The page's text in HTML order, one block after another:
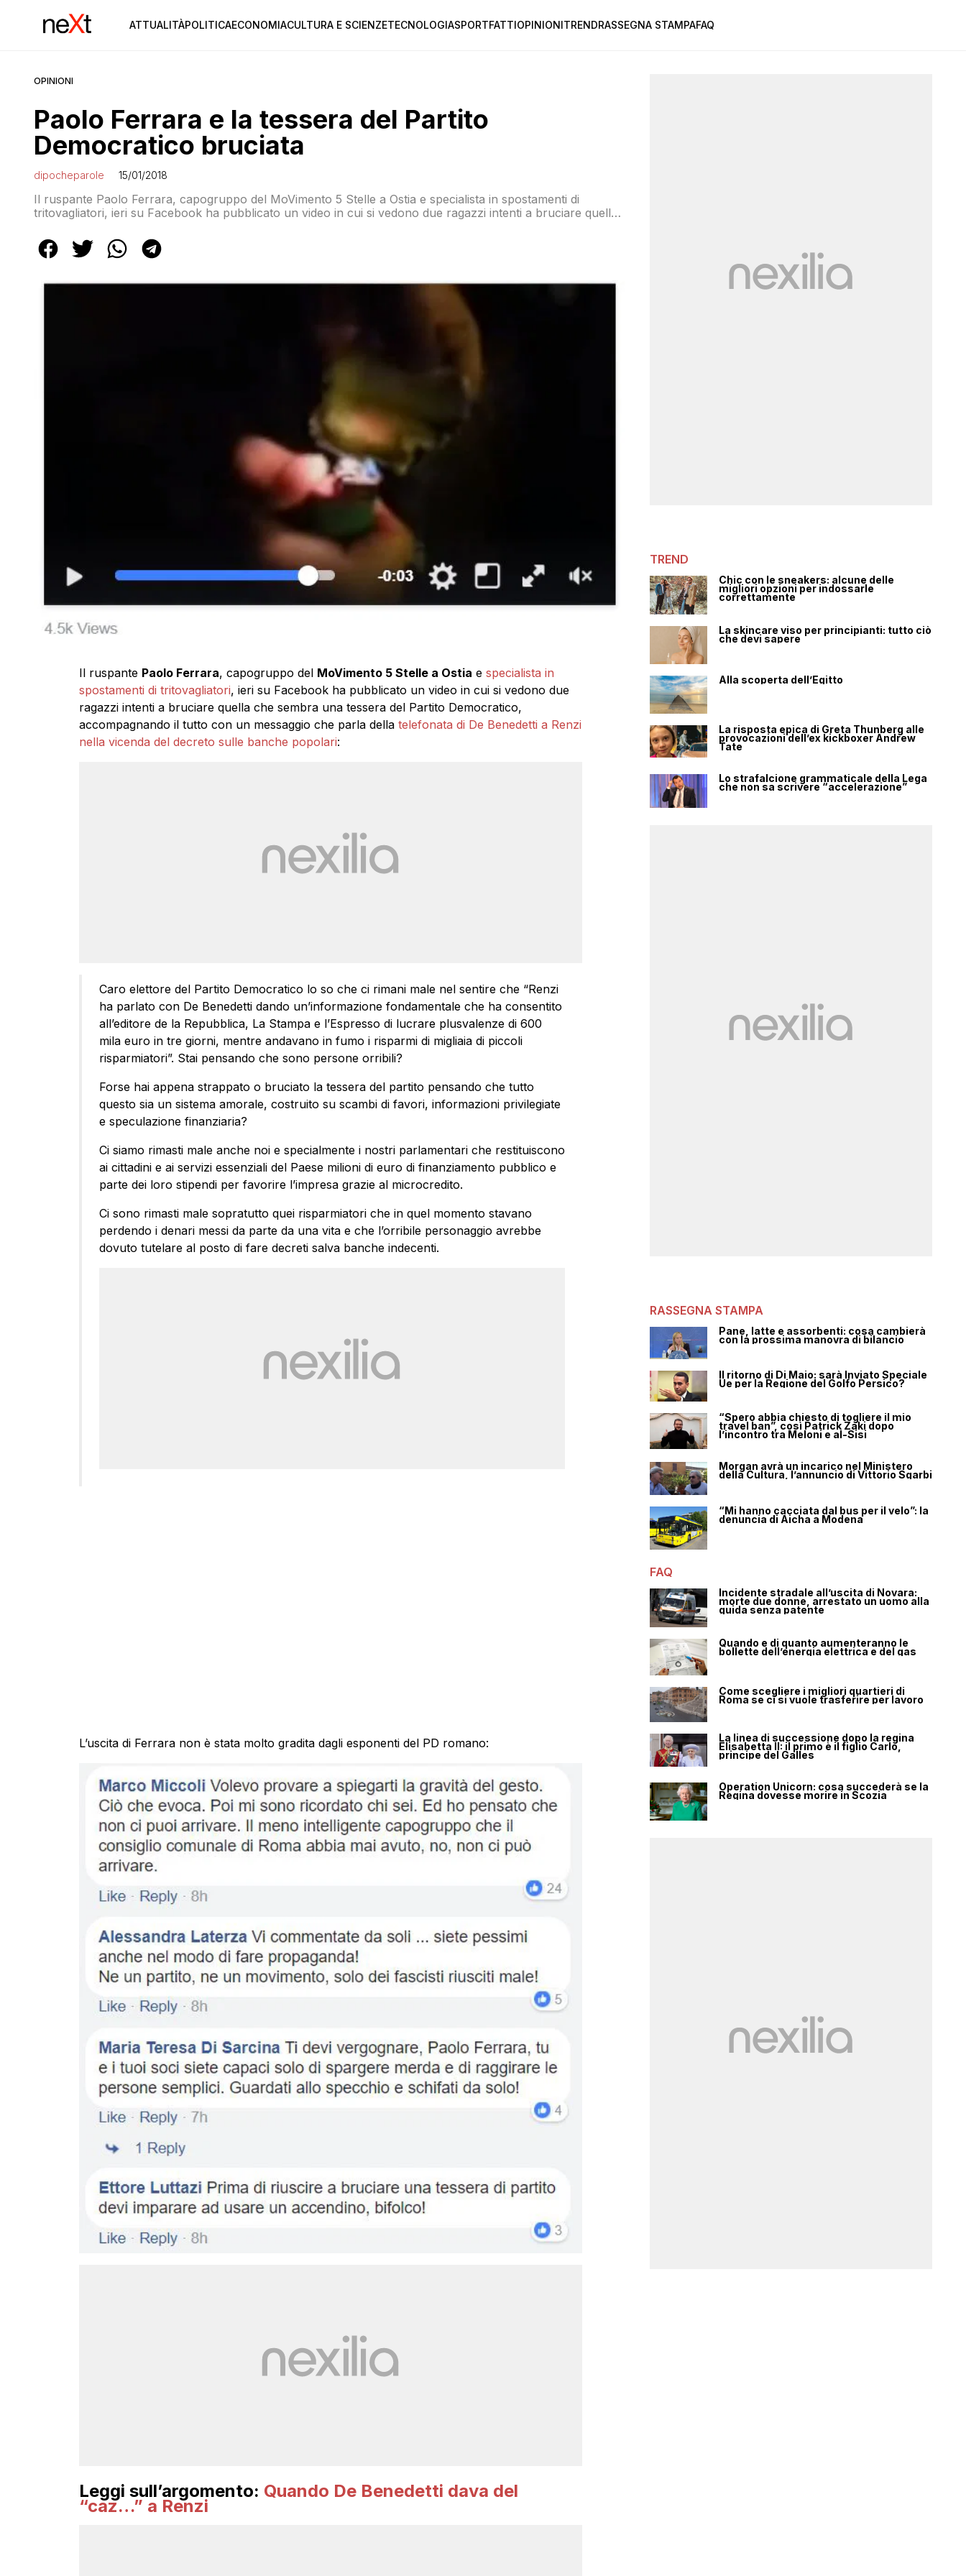
ATTUALITÀPOLITICAECONOMIACULTURA E SCIENZETECNOLOGIASPORTFATTIOPINIONITRENDRASSEGNA STAMPAFAQ
OPINIONI
Paolo Ferrara e la tessera del Partito
Democratico bruciata
dipocheparole 15/01/2018
Il ruspante Paolo Ferrara, capogruppo del MoVimento 5 Stelle a Ostia e specialista in spostamenti di
tritovagliatori, ieri su Facebook ha pubblicato un video in cui si vedono due ragazzi intenti a bruciare quella
telefonata di De Benedetti a […]
Il ruspante Paolo Ferrara, capogruppo del MoVimento 5 Stelle a Ostia e specialista in
spostamenti di tritovagliatori, ieri su Facebook ha pubblicato un video in cui si vedono due
ragazzi intenti a bruciare quella che sembra una tessera del Partito Democratico,
accompagnando il tutto con un messaggio che parla della telefonata di De Benedetti a Renzi
nella vicenda del decreto sulle banche popolari:
Caro elettore del Partito Democratico lo so che ci rimani male nel sentire che “Renzi
ha parlato con De Benedetti dando un’informazione fondamentale che ha consentito
all’editore de la Repubblica, La Stampa e l’Espresso di lucrare plusvalenze di 600
mila euro in tre giorni, mentre andavano in fumo i risparmi di migliaia di piccoli
risparmiatori”. Stai pensando che sono persone orribili?
Forse hai appena strappato o bruciato la tessera del partito pensando che tutto
questo sia un sistema amorale, costruito su scambi di favori, informazioni privilegiate
e speculazione finanziaria?
Ci siamo rimasti male anche noi e specialmente i nostri parlamentari che restituiscono
ai cittadini e ai servizi essenziali del Paese milioni di euro di finanziamento pubblico e
parte dei loro stipendi per favorire l’impresa grazie al microcredito.
Ci sono rimasti male sopratutto quei risparmiatori che in quel momento stavano
perdendo i denari messi da parte da una vita e che l’orribile personaggio avrebbe
dovuto tutelare al posto di fare decreti salva banche indecenti.
L’uscita di Ferrara non è stata molto gradita dagli esponenti del PD romano:
Leggi sull’argomento: Quando De Benedetti dava del
“caz…” a Renzi
TREND
Chic con le sneakers: alcune delle
migliori opzioni per indossarle
correttamente
La skincare viso per principianti: tutto ciò
che devi sapere
Alla scoperta dell’Egitto
La risposta epica di Greta Thunberg alle
provocazioni dell’ex kickboxer Andrew
Tate
Lo strafalcione grammaticale della Lega
che non sa scrivere “accelerazione”
RASSEGNA STAMPA
Pane, latte e assorbenti: cosa cambierà
con la prossima manovra di bilancio
Il ritorno di Di Maio: sarà Inviato Speciale
Ue per la Regione del Golfo Persico?
“Spero abbia chiesto di togliere il mio
travel ban”, così Patrick Zaki dopo
l’incontro tra Meloni e al-Sisi
Morgan avrà un incarico nel Ministero
della Cultura, l’annuncio di Vittorio Sgarbi
“Mi hanno cacciata dal bus per il velo”: la
denuncia di Aicha a Modena
FAQ
Incidente stradale all’uscita di Novara:
morte due donne, arrestato un uomo alla
guida senza patente
Quando e di quanto aumenteranno le
bollette dell’energia elettrica e del gas
Come scegliere i migliori quartieri di
Roma se ci si vuole trasferire per lavoro
La linea di successione dopo la regina
Elisabetta II: il primo è il figlio Carlo,
principe del Galles
Operation Unicorn: cosa succederà se la
Regina dovesse morire in Scozia